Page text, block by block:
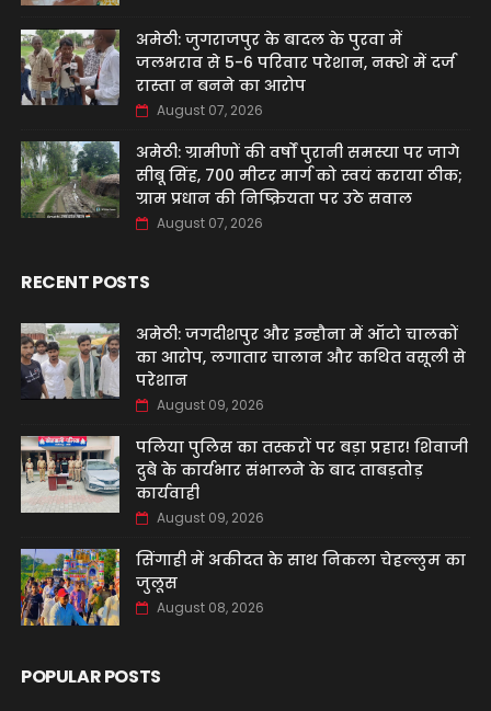
अमेठी: जुगराजपुर के बादल के पुरवा में
जलभराव से 5-6 परिवार परेशान, नक्शे में दर्ज
रास्ता न बनने का आरोप
August 07, 2026
अमेठी: ग्रामीणों की वर्षों पुरानी समस्या पर जागे
सीबू सिंह, 700 मीटर मार्ग को स्वयं कराया ठीक;
ग्राम प्रधान की निष्क्रियता पर उठे सवाल
August 07, 2026
RECENT POSTS
अमेठी: जगदीशपुर और इन्हौना में ऑटो चालकों
का आरोप, लगातार चालान और कथित वसूली से
परेशान
August 09, 2026
पलिया पुलिस का तस्करों पर बड़ा प्रहार! शिवाजी
दुबे के कार्यभार संभालने के बाद ताबड़तोड़
कार्यवाही
August 09, 2026
सिंगाही में अकीदत के साथ निकला चेहल्लुम का
जुलूस
August 08, 2026
POPULAR POSTS